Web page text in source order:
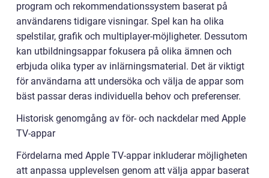
program och rekommendationssystem baserat på
användarens tidigare visningar. Spel kan ha olika
spelstilar, grafik och multiplayer-möjligheter. Dessutom
kan utbildningsappar fokusera på olika ämnen och
erbjuda olika typer av inlärningsmaterial. Det är viktigt
för användarna att undersöka och välja de appar som
bäst passar deras individuella behov och preferenser.
Historisk genomgång av för- och nackdelar med Apple
TV-appar
Fördelarna med Apple TV-appar inkluderar möjligheten
att anpassa upplevelsen genom att välja appar baserat